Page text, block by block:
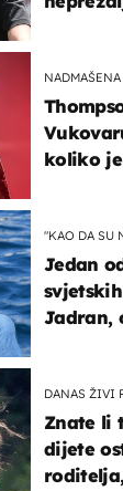
koliko
"KAO DA SU
Jedan
Jadran,
DANAS ŽIVI
Znate li
dijete